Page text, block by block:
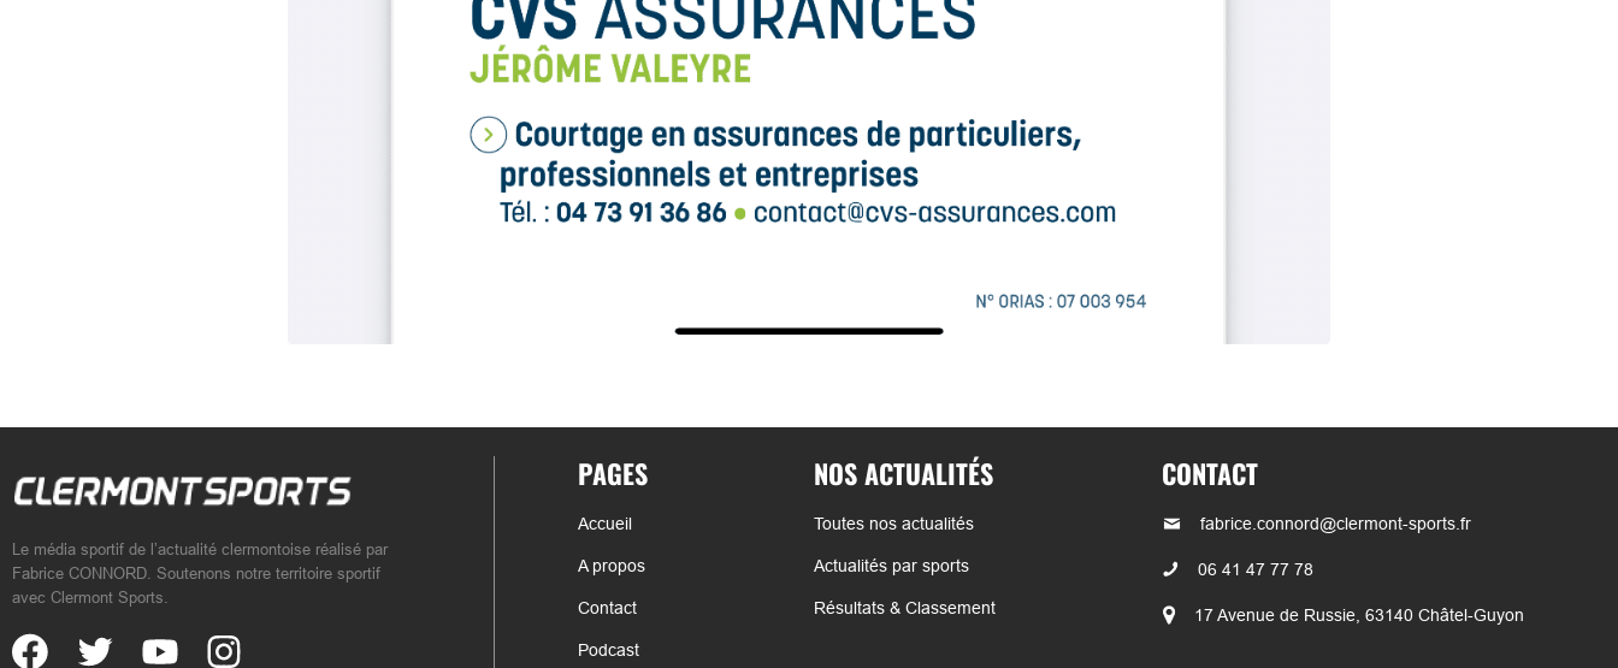
Le média sportif de l’actualité clermontoise réalisé par
Fabrice CONNORD. Soutenons notre territoire sportif
avec Clermont Sports.
PAGES
Accueil
A propos
Contact
Podcast
NOS ACTUALITÉS
Toutes nos actualités
Actualités par sports
Résultats & Classement
CONTACT
fabrice.connord@clermont-sports.fr
06 41 47 77 78
17 Avenue de Russie, 63140 Châtel-Guyon